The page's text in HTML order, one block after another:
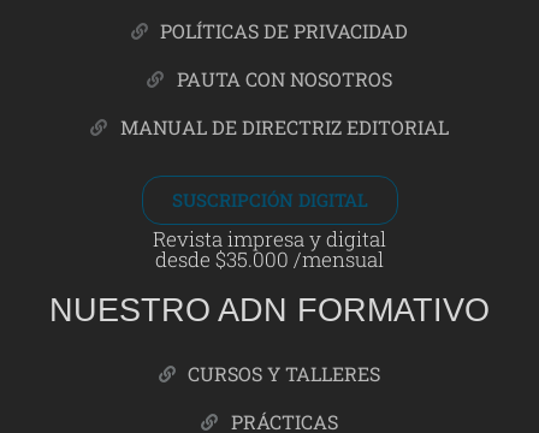
POLÍTICAS DE PRIVACIDAD
PAUTA CON NOSOTROS
MANUAL DE DIRECTRIZ EDITORIAL
SUSCRIPCIÓN DIGITAL
Revista impresa y digital
desde $35.000 /mensual
NUESTRO ADN FORMATIVO
CURSOS Y TALLERES
PRÁCTICAS